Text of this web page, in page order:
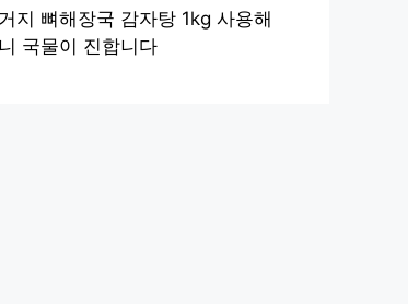
지 뼈해장국 감자탕 1kg 사용해
국물이 진합니다